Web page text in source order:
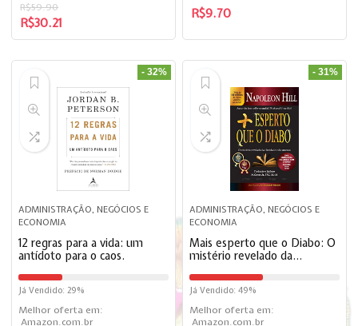
R$59.90
R$30.21
R$9.70
- 32%
ADMINISTRAÇÃO, NEGÓCIOS E
ECONOMIA
12 regras para a vida: um
antídoto para o caos.
Já Vendido: 29%
Melhor oferta em:
Amazon.com.br
- 31%
ADMINISTRAÇÃO, NEGÓCIOS E
ECONOMIA
Mais esperto que o Diabo: O
mistério revelado da
Já Vendido: 49%
Melhor oferta em:
Amazon.com.br